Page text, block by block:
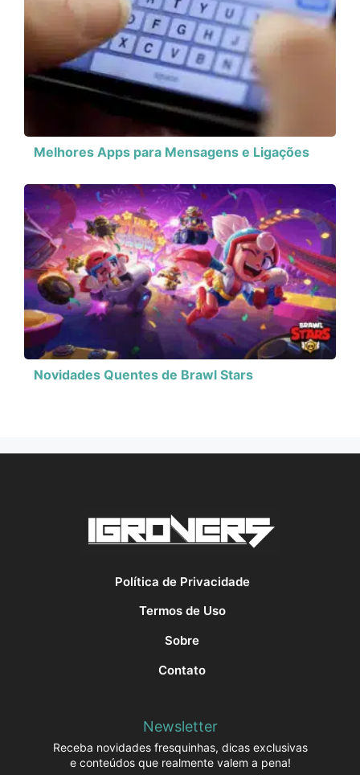
Melhores Apps para Mensagens e Ligações
Novidades Quentes de Brawl Stars
Política de Privacidade
Termos de Uso
Sobre
Contato
Newsletter
Receba novidades fresquinhas, dicas exclusivas
e conteúdos que realmente valem a pena!